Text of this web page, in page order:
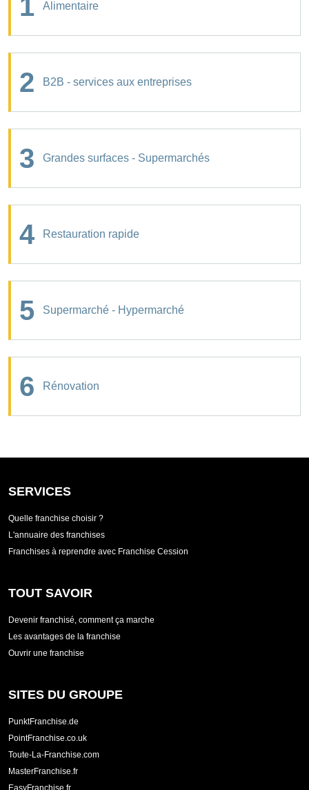
1 Alimentaire
2 B2B - services aux entreprises
3 Grandes surfaces - Supermarchés
4 Restauration rapide
5 Supermarché - Hypermarché
6 Rénovation
SERVICES
Quelle franchise choisir ?
L'annuaire des franchises
Franchises à reprendre avec Franchise Cession
TOUT SAVOIR
Devenir franchisé, comment ça marche
Les avantages de la franchise
Ouvrir une franchise
SITES DU GROUPE
PunktFranchise.de
PointFranchise.co.uk
Toute-La-Franchise.com
MasterFranchise.fr